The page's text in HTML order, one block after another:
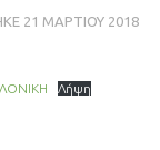
21 ΜΑΡΤΊΟΥ 2018
Λήψη